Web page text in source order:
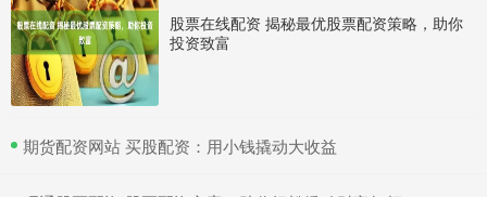
股票在线配资 揭秘最优股票配资策略，助你
投资致富
​期货配资网站 买股配资：用小钱撬动大收益